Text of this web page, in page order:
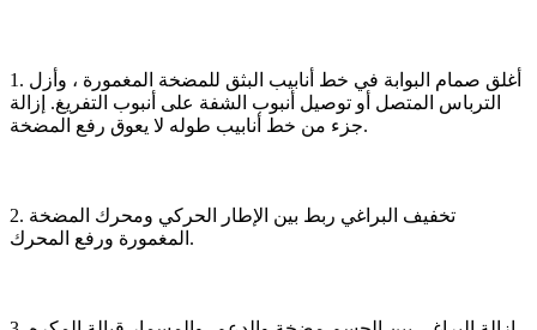
1. أغلق صمام البوابة في خط أنابيب البثق للمضخة المغمورة ، وأزل
الترباس المتصل أو توصيل أنبوب الشفة على أنبوب التفريغ. إزالة
جزء من خط أنابيب طوله لا يعوق رفع المضخة.
2. تخفيف البراغي ربط بين الإطار الحركي ومحرك المضخة
المغمورة ورفع المحرك.